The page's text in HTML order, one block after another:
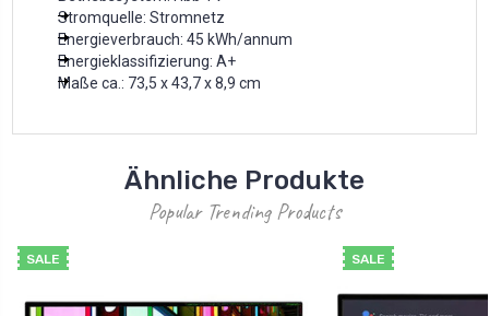
Stromquelle: Stromnetz
Energieverbrauch: 45 kWh/annum
Energieklassifizierung: A+
Maße ca.: 73,5 x 43,7 x 8,9 cm
Ähnliche Produkte
Popular Trending Products
SALE SALE